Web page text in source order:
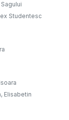
Studentesc
Elisabetin